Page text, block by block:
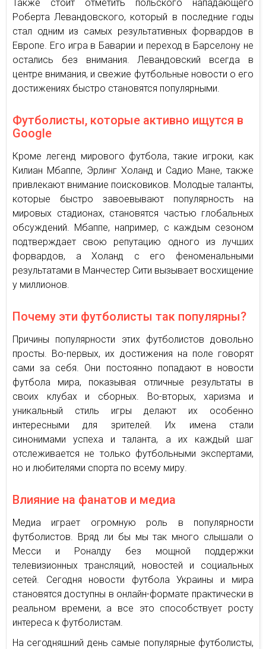
Также стоит отметить польского нападающего
Роберта Левандовского, который в последние годы
стал одним из самых результативных форвардов в
Европе. Его игра в Баварии и переход в Барселону не
остались без внимания. Левандовский всегда в
центре внимания, и свежие футбольные новости о его
достижениях быстро становятся популярными.
Футболисты, которые активно ищутся в
Google
Кроме легенд мирового футбола, такие игроки, как
Килиан Мбаппе, Эрлинг Холанд и Садио Мане, также
привлекают внимание поисковиков. Молодые таланты,
которые быстро завоевывают популярность на
мировых стадионах, становятся частью глобальных
обсуждений. Мбаппе, например, с каждым сезоном
подтверждает свою репутацию одного из лучших
форвардов, а Холанд с его феноменальными
результатами в Манчестер Сити вызывает восхищение
у миллионов.
Почему эти футболисты так популярны?
Причины популярности этих футболистов довольно
просты. Во-первых, их достижения на поле говорят
сами за себя. Они постоянно попадают в новости
футбола мира, показывая отличные результаты в
своих клубах и сборных. Во-вторых, харизма и
уникальный стиль игры делают их особенно
интересными для зрителей. Их имена стали
синонимами успеха и таланта, а их каждый шаг
отслеживается не только футбольными экспертами,
но и любителями спорта по всему миру.
Влияние на фанатов и медиа
Медиа играет огромную роль в популярности
футболистов. Вряд ли бы мы так много слышали о
Месси и Роналду без мощной поддержки
телевизионных трансляций, новостей и социальных
сетей. Сегодня новости футбола Украины и мира
становятся доступны в онлайн-формате практически в
реальном времени, а все это способствует росту
интереса к футболистам.
На сегодняшний день самые популярные футболисты,